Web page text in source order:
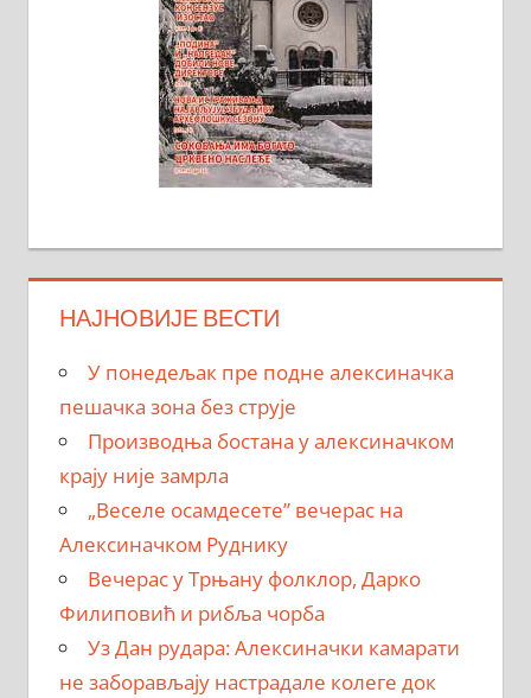
НАЈНОВИЈЕ ВЕСТИ
У понедељак пре подне алексиначка
пешачка зона без струје
Производња бостана у алексиначком
крају није замрла
„Веселе осамдесете” вечерас на
Алексиначком Руднику
Вечерас у Трњану фолклор, Дарко
Филиповић и рибља чорба
Уз Дан рудара: Алексиначки камарати
не заборављају настрадале колеге док